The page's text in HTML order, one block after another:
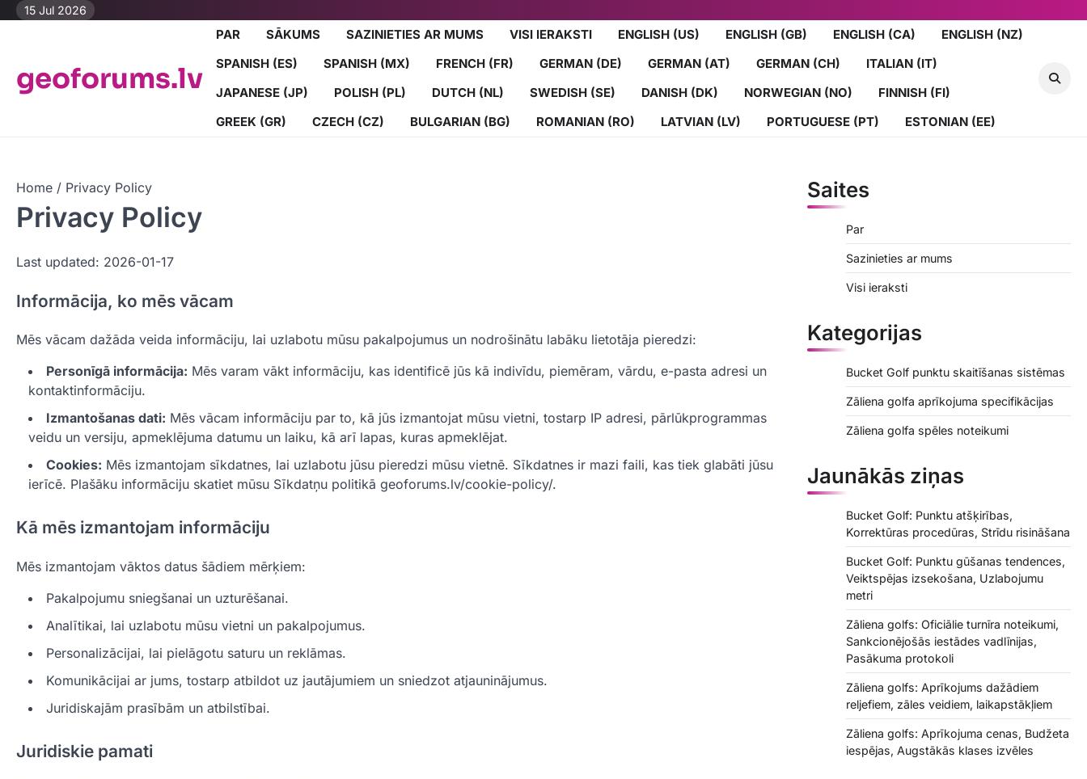
Skip15 Jul 2026
geoforums.lv
PAR SĀKUMS SAZINIETIES AR MUMS VISI IERAKSTI ENGLISH (US) ENGLISH (GB) ENGLISH (CA)
ENGLISH (NZ)
SPANISH (ES)
SPANISH (MX) FRENCH (FR) GERMAN (DE) GERMAN (AT) GERMAN (CH)
ITALIAN (IT)
JAPANESE (JP)
POLISH (PL) DUTCH (NL) SWEDISH (SE) DANISH (DK) NORWEGIAN (NO)
FINNISH (FI)
GREEK (GR)
CZECH (CZ) BULGARIAN (BG) ROMANIAN (RO) LATVIAN (LV) PORTUGUESE (PT) ESTONIAN (EE)
Home Privacy Policy
Privacy Policy
Last updated: 2026-01-17
Informācija, ko mēs vācam
Mēs vācam dažāda veida informāciju, lai uzlabotu mūsu pakalpojumus un nodrošinātu labāku lietotāja pieredzi:
Personīgā informācija: Mēs varam vākt informāciju, kas identificē jūs kā indivīdu, piemēram, vārdu, e-pasta adresi un
kontaktinformāciju.
Izmantošanas dati: Mēs vācam informāciju par to, kā jūs izmantojat mūsu vietni, tostarp IP adresi, pārlūkprogrammas
veidu un versiju, apmeklējuma datumu un laiku, kā arī lapas, kuras apmeklējat.
Cookies: Mēs izmantojam sīkdatnes, lai uzlabotu jūsu pieredzi mūsu vietnē. Sīkdatnes ir mazi faili, kas tiek glabāti jūsu
ierīcē. Plašāku informāciju skatiet mūsu Sīkdatņu politikā geoforums.lv/cookie-policy/.
Kā mēs izmantojam informāciju
Mēs izmantojam vāktos datus šādiem mērķiem:
Pakalpojumu sniegšanai un uzturēšanai.
Analītikai, lai uzlabotu mūsu vietni un pakalpojumus.
Personalizācijai, lai pielāgotu saturu un reklāmas.
Komunikācijai ar jums, tostarp atbildot uz jautājumiem un sniedzot atjauninājumus.
Juridiskajām prasībām un atbilstībai.
Juridiskie pamati
Saites
Par
Sazinieties ar mums
Visi ieraksti
Kategorijas
Bucket Golf punktu skaitīšanas sistēmas
Zāliena golfa aprīkojuma specifikācijas
Zāliena golfa spēles noteikumi
Jaunākās ziņas
Bucket Golf: Punktu atšķirības,
Korrektūras procedūras, Strīdu risināšana
Bucket Golf: Punktu gūšanas tendences,
Veiktspējas izsekošana, Uzlabojumu
metri
Zāliena golfs: Oficiālie turnīra noteikumi,
Sankcionējošās iestādes vadlīnijas,
Pasākuma protokoli
Zāliena golfs: Aprīkojums dažādiem
reljefiem, zāles veidiem, laikapstākļiem
Zāliena golfs: Aprīkojuma cenas, Budžeta
iespējas, Augstākās klases izvēles